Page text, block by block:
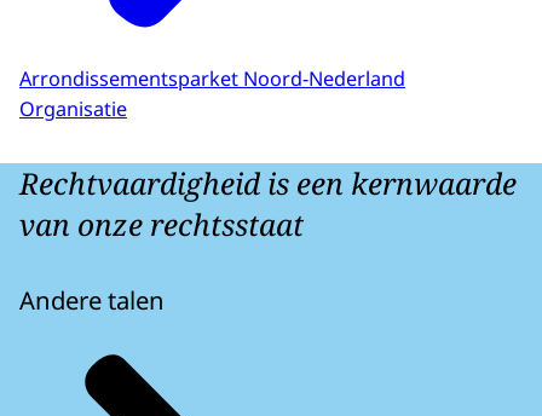
Arrondissementsparket Noord-Nederland
Organisatie
Rechtvaardigheid is een kernwaarde
van onze rechtsstaat
Andere talen